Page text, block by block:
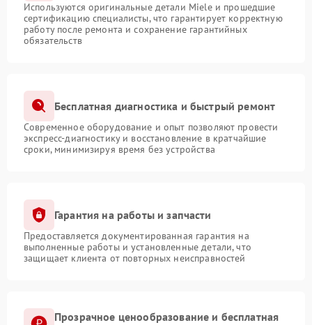
Используются оригинальные детали Miele и прошедшие
сертификацию специалисты, что гарантирует корректную
работу после ремонта и сохранение гарантийных
обязательств
Бесплатная диагностика и быстрый ремонт
Современное оборудование и опыт позволяют провести
экспресс-диагностику и восстановление в кратчайшие
сроки, минимизируя время без устройства
Гарантия на работы и запчасти
Предоставляется документированная гарантия на
выполненные работы и установленные детали, что
защищает клиента от повторных неисправностей
Прозрачное ценообразование и бесплатная